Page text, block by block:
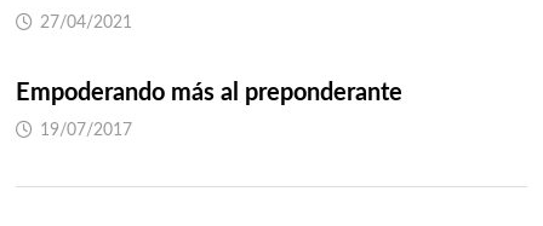
27/04/2021
Empoderando más al preponderante
19/07/2017